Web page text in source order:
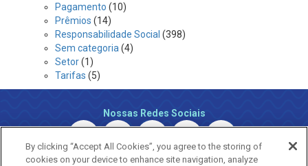
Pagamento (10)
Prêmios (14)
Responsabilidade Social (398)
Sem categoria (4)
Setor(1)
Tarifas (5)
Nossas Redes Sociais
By clicking “Accept All Cookies”, you agree to the storing of
cookies on your device to enhance site navigation, analyze